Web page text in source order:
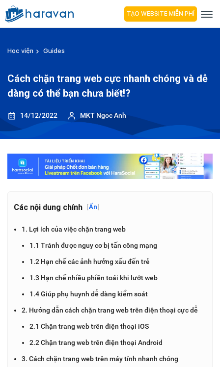
TẠO WEBSITE MIỄN PHÍ
Học viện Guides
Cách chặn trang web cực nhanh chóng và dễ
dàng có thể bạn chưa biết!?
14/12/2022 MKT Ngoc Anh
Các nội dung chính [Ẩn]
1. Lợi ích của việc chặn trang web
1.1 Tránh được nguy cơ bị tấn công mạng
1.2 Hạn chế các ảnh hưởng xấu đến trẻ
1.3 Hạn chế nhiều phiền toái khi lướt web
1.4 Giúp phụ huynh dễ dàng kiểm soát
2. Hướng dẫn cách chặn trang web trên điện thoại cực dễ
2.1 Chặn trang web trên điện thoại iOS
2.2 Chặn trang web trên điện thoại Android
3. Cách chặn trang web trên máy tính nhanh chóng